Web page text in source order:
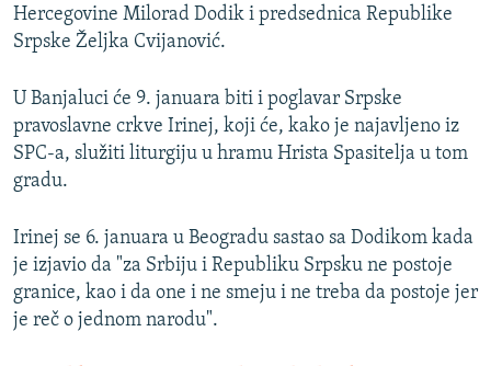
Hercegovine Milorad Dodik i predsednica Republike
Srpske Željka Cvijanović.
U Banjaluci će 9. januara biti i poglavar Srpske
pravoslavne crkve Irinej, koji će, kako je najavljeno iz
SPC-a, služiti liturgiju u hramu Hrista Spasitelja u tom
gradu.
Irinej se 6. januara u Beogradu sastao sa Dodikom kada
je izjavio da "za Srbiju i Republiku Srpsku ne postoje
granice, kao i da one i ne smeju i ne treba da postoje jer
je reč o jednom narodu".